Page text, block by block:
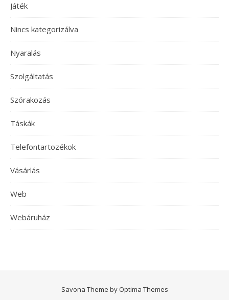
Játék
Nincs kategorizálva
Nyaralás
Szolgáltatás
Szórakozás
Táskák
Telefontartozékok
Vásárlás
Web
Webáruház
Savona Theme by Optima Themes